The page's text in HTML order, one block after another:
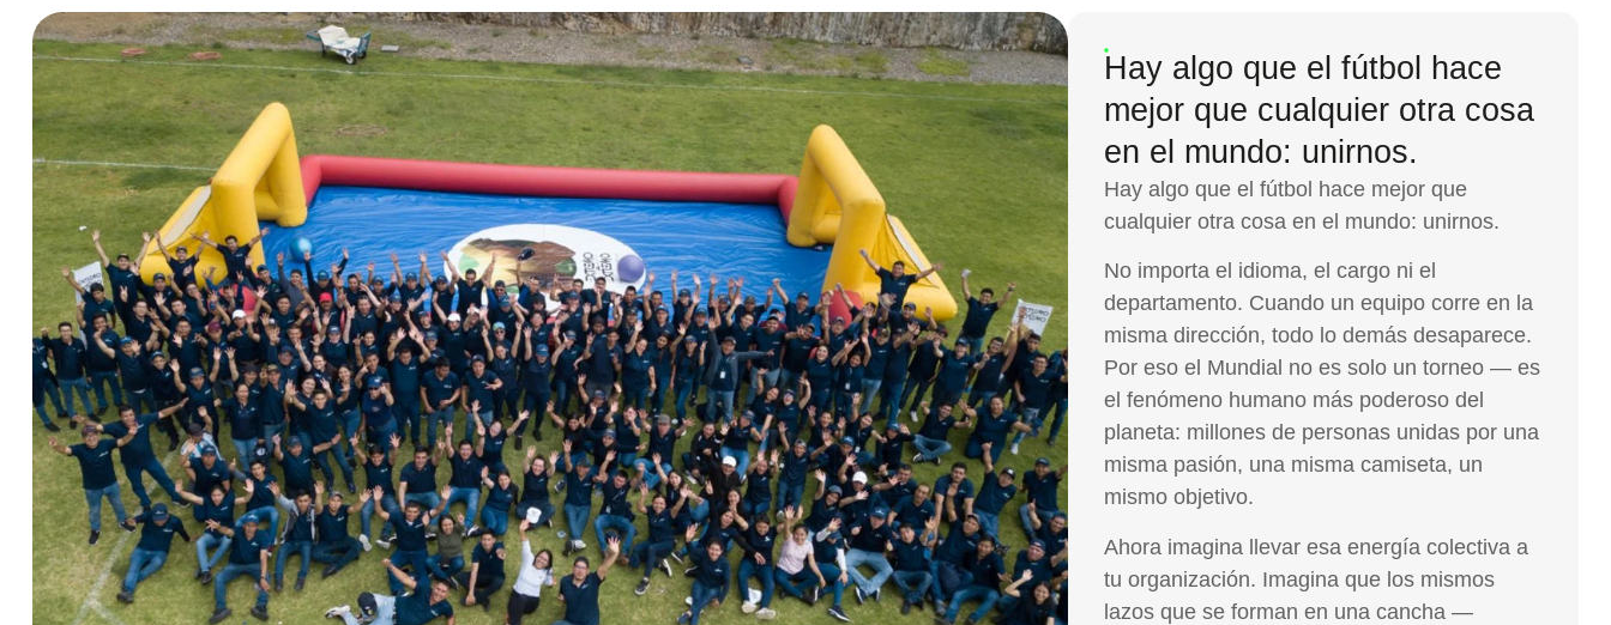
Hay algo que el fútbol hace
mejor que cualquier otra cosa
en el mundo: unirnos.
Hay algo que el fútbol hace mejor que
cualquier otra cosa en el mundo: unirnos.
No importa el idioma, el cargo ni el
departamento. Cuando un equipo corre en la
misma dirección, todo lo demás desaparece.
Por eso el Mundial no es solo un torneo — es
el fenómeno humano más poderoso del
planeta: millones de personas unidas por una
misma pasión, una misma camiseta, un
mismo objetivo.
Ahora imagina llevar esa energía colectiva a
tu organización. Imagina que los mismos
lazos que se forman en una cancha —